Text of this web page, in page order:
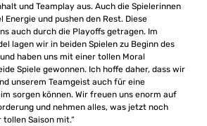
und Teamplay aus. Auch die Spielerinnen
Energie und pushen den Rest. Diese
auch durch die Playoffs getragen. Im
lagen wir in beiden Spielen zu Beginn des
haben uns mit einer tollen Moral
Spiele gewonnen. Ich hoffe daher, dass wir
unserem Teamgeist auch für eine
sorgen können. Wir freuen uns enorm auf
und nehmen alles, was jetzt noch
Saison mit.“